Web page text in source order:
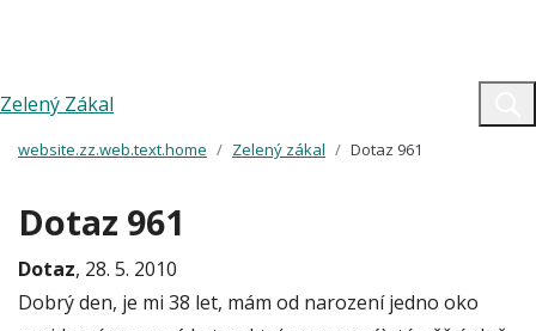
Zelený Zákal
website.zz.web.text.home Zelený zákal Dotaz 961
Dotaz 961
Dotaz, 28. 5. 2010
Dobrý den, je mi 38 let, mám od narození jedno oko